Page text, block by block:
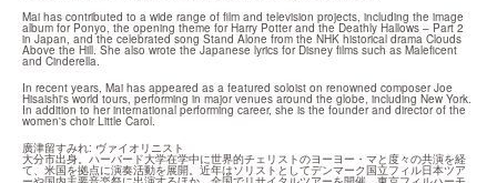
Mai has contributed to a wide range of film and television projects, including the image
album for Ponyo, the opening theme for Harry Potter and the Deathly Hallows – Part 2
in Japan, and the celebrated song Stand Alone from the NHK historical drama Clouds
Above the Hill. She also wrote the Japanese lyrics for Disney films such as Maleficent
and Cinderella.
In recent years, Mai has appeared as a featured soloist on renowned composer Joe
Hisaishi's world tours, performing in major venues around the globe, including New York.
In addition to her international performing career, she is the founder and director of the
women's choir Little Carol.
廣津留すみれ: ヴァイオリニスト
大分市出身。ハーバード大学在学中に世界的チェリストのヨーヨー・マと度々の共演を経
て、米国を拠点に演奏活動を展開。近年はソリストとしてデンマーク国立フィル日本ツア